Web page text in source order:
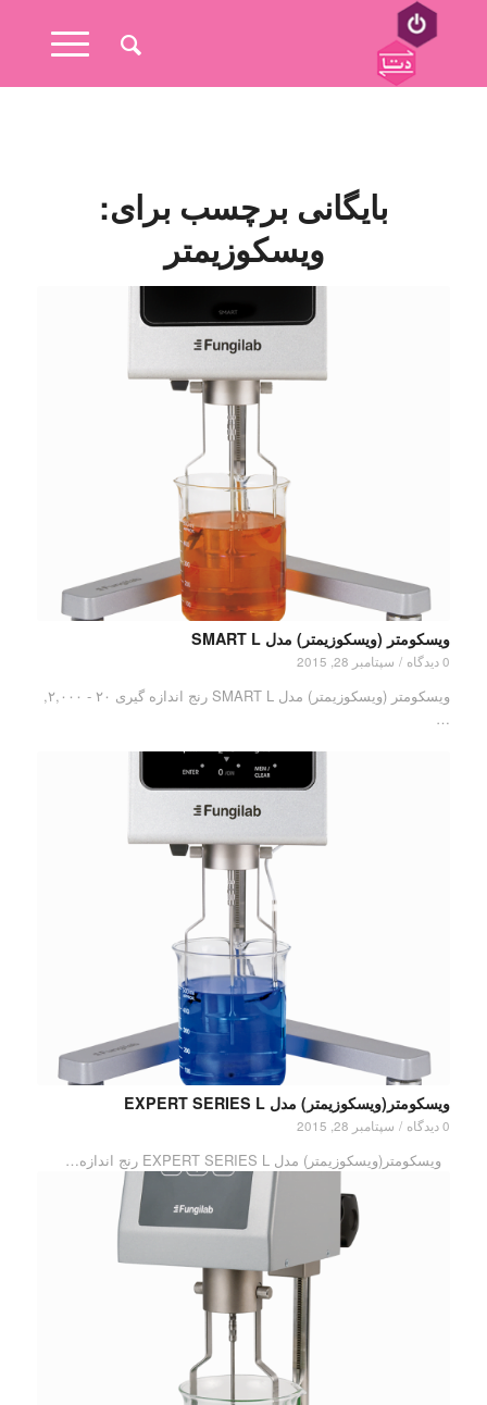
بایگانی برچسب برای:
ویسکوزیمتر
ویسکومتر (ویسکوزیمتر) مدل SMART L
0 دیدگاه / سپتامبر 28, 2015
ویسکومتر (ویسکوزیمتر) مدل SMART L رنج اندازه گیری ۲۰ - ۲,۰۰۰,
…
ویسکومتر(ویسکوزیمتر) مدل EXPERT SERIES L
0 دیدگاه / سپتامبر 28, 2015
ویسکومتر(ویسکوزیمتر) مدل EXPERT SERIES L رنج اندازه…